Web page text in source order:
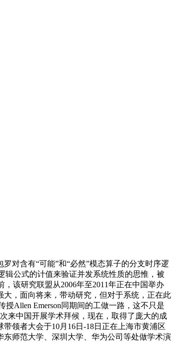
对含有“可能”和“必然”模态算子的分支时序逻
辑公式的计值来验证并发系统性质的思惟，被
该研究联盟从2006年至2011年正在中国举办
，面向将来，带动研究，但对于系统，正在此
Allen Emerson同期间的工做一路，这不只是
来中国开展学术拜候，现在，取得了庞大的成
领者大会于10月16日-18日正在上海市黄浦区
师范大学、深圳大学、华为公司等处做学术演